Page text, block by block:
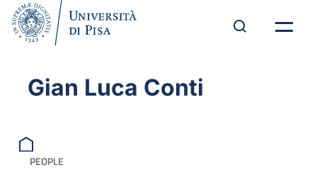
Gian Luca Conti
PEOPLE